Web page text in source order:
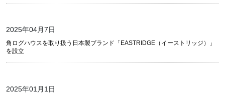
2025年04月7日
角ログハウスを取り扱う日本製ブランド「EASTRIDGE（イーストリッジ）」
を設立
2025年01月1日